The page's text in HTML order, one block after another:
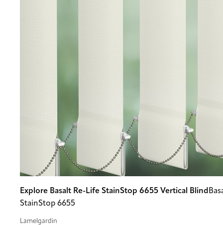
Explore Basalt Re-Life StainStop 6655 Vertical Blind
StainStop 6655
Lamelgardin